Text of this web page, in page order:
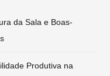
da Sala e Boas-
Produtiva na